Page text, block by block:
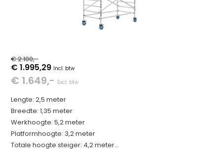
€ 2.100,-
€ 1.995,29 Incl. btw
€ 1.649,- Excl. btw
Lengte: 2,5 meter
Breedte: 1,35 meter
Werkhoogte: 5,2 meter
Platformhoogte: 3,2 meter
Totale hoogte steiger: 4,2 meter...